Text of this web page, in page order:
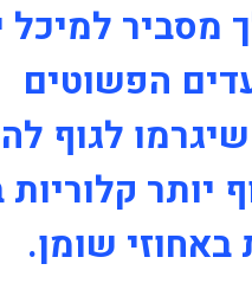
מסביר למיכל
הפשוטים
לגוף
יותר
באחוזי שומן.